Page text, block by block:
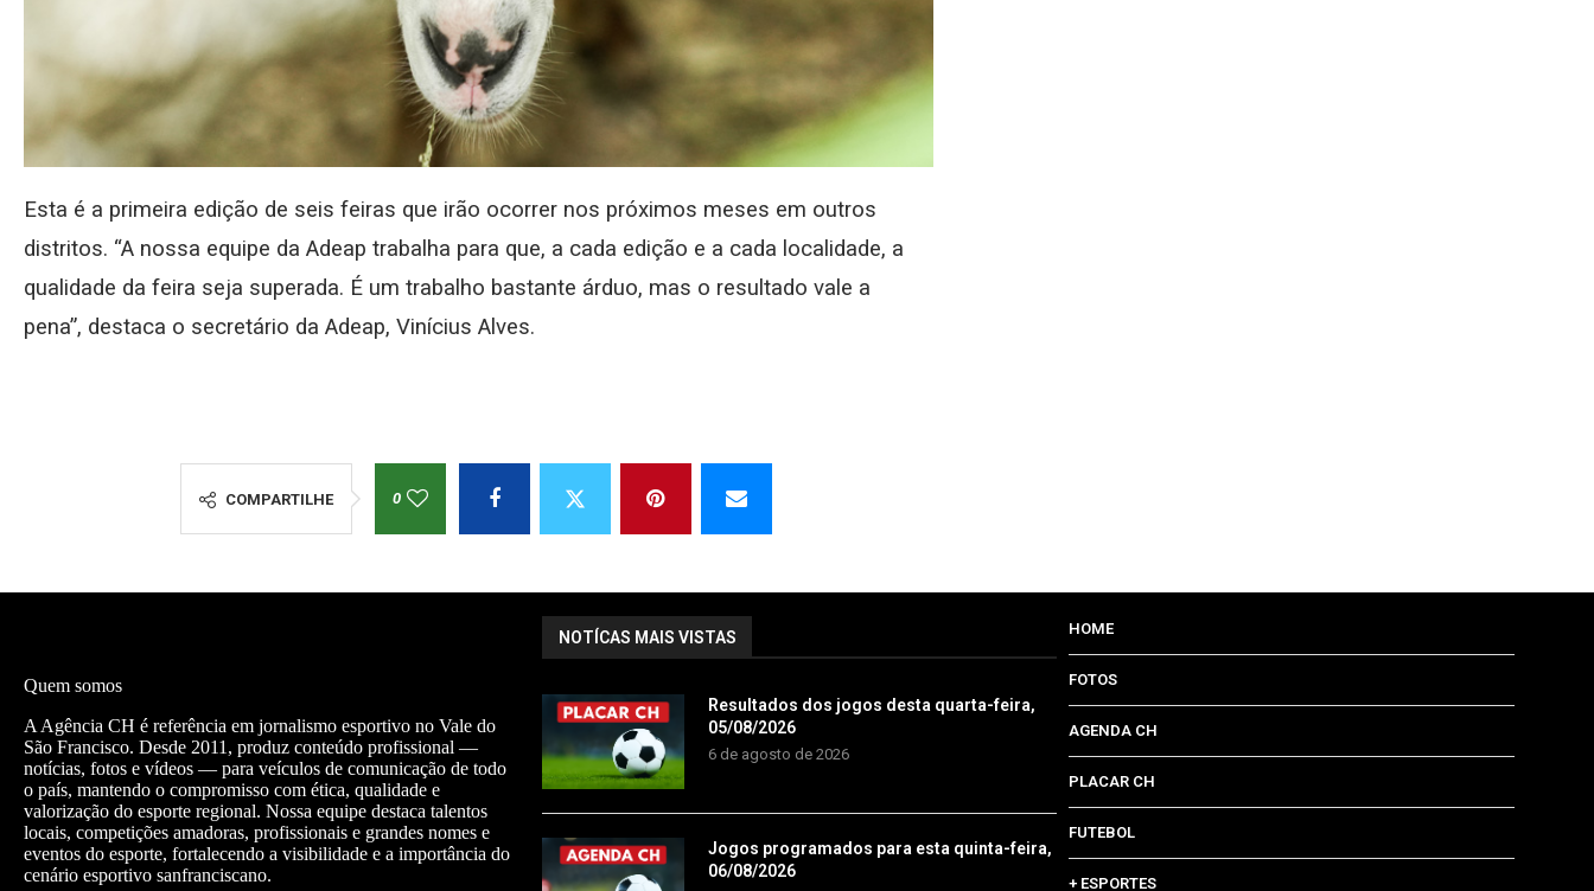
Esta é a primeira edição de seis feiras que irão ocorrer nos próximos meses em outros
distritos. “A nossa equipe da Adeap trabalha para que, a cada edição e a cada localidade, a
qualidade da feira seja superada. É um trabalho bastante árduo, mas o resultado vale a
pena”, destaca o secretário da Adeap, Vinícius Alves.
COMPARTILHE 0
Quem somos
A Agência CH é referência em jornalismo esportivo no Vale do
São Francisco. Desde 2011, produz conteúdo profissional —
notícias, fotos e vídeos — para veículos de comunicação de todo
o país, mantendo o compromisso com ética, qualidade e
valorização do esporte regional. Nossa equipe destaca talentos
locais, competições amadoras, profissionais e grandes nomes e
eventos do esporte, fortalecendo a visibilidade e a importância do
cenário esportivo sanfranciscano.
NOTÍCAS MAIS VISTAS
Resultados dos jogos desta quarta-feira,
05/08/2026
6 de agosto de 2026
Jogos programados para esta quinta-feira,
06/08/2026
HOME
FOTOS
AGENDA CH
PLACAR CH
FUTEBOL
+ ESPORTES